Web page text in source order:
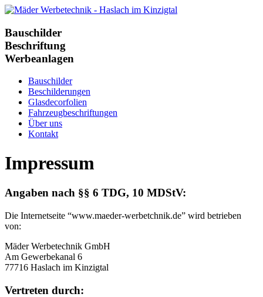
Bauschilder
Beschriftung
Werbeanlagen
Bauschilder
Beschilderungen
Glasdecorfolien
Fahrzeugbeschriftungen
Über uns
Kontakt
Impressum
Angaben nach §§ 6 TDG, 10 MDStV:
Die Internetseite “www.maeder-werbetchnik.de” wird betrieben
von:
Mäder Werbetechnik GmbH
Am Gewerbekanal 6
77716 Haslach im Kinzigtal
Vertreten durch: